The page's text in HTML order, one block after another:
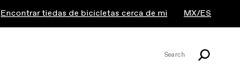
Encontrar tiedas de bicicletas cerca de mi MX/ES
Search